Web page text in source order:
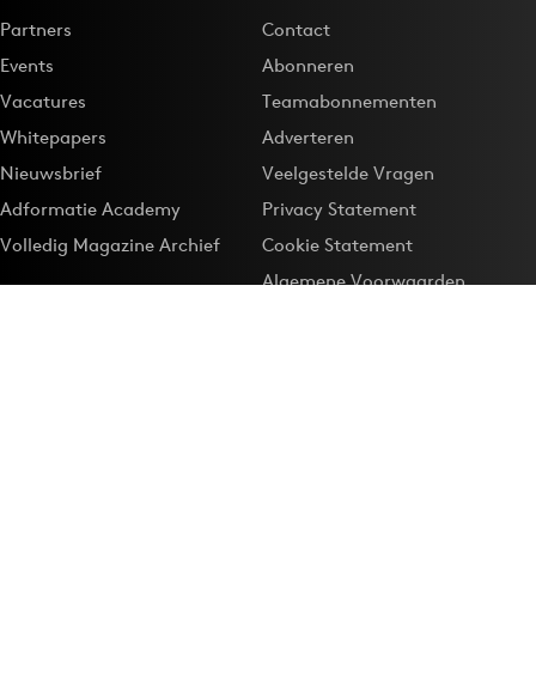
Partners
Events
Vacatures
Whitepapers
Nieuwsbrief
Adformatie Academy
Volledig Magazine Archief
Contact
Abonneren
Teamabonnementen
Adverteren
Veelgestelde Vragen
Privacy Statement
Cookie Statement
Algemene Voorwaarden